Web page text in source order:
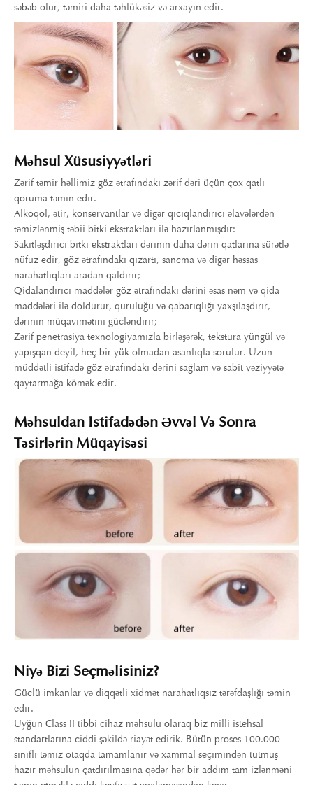
səbəb olur, təmiri daha təhlükəsiz və arxayın edir.
Məhsul Xüsusiyyətləri
Zərif təmir həllimiz göz ətrafındakı zərif dəri üçün çox qatlı
qoruma təmin edir.
Alkoqol, ətir, konservantlar və digər qıcıqlandırıcı əlavələrdən
təmizlənmiş təbii bitki ekstraktları ilə hazırlanmışdır:
Sakitləşdirici bitki ekstraktları dərinin daha dərin qatlarına sürətlə
nüfuz edir, göz ətrafındakı qızartı, sancma və digər həssas
narahatlıqları aradan qaldırır;
Qidalandırıcı maddələr göz ətrafındakı dərini əsas nəm və qida
maddələri ilə doldurur, quruluğu və qabarıqlığı yaxşılaşdırır,
dərinin müqavimətini gücləndirir;
Zərif penetrasiya texnologiyamızla birləşərək, tekstura yüngül və
yapışqan deyil, heç bir yük olmadan asanlıqla sorulur. Uzun
müddətli istifadə göz ətrafındakı dərini sağlam və sabit vəziyyətə
qaytarmağa kömək edir.
Məhsuldan Istifadədən Əvvəl Və Sonra
Təsirlərin Müqayisəsi
Niyə Bizi Seçməlisiniz?
Güclü imkanlar və diqqətli xidmət narahatlıqsız tərəfdaşlığı təmin
edir.
Uyğun Class II tibbi cihaz məhsulu olaraq biz milli istehsal
standartlarına ciddi şəkildə riayət edirik. Bütün proses 100.000
sinifli təmiz otaqda tamamlanır və xammal seçimindən tutmuş
hazır məhsulun çatdırılmasına qədər hər bir addım tam izlənməni